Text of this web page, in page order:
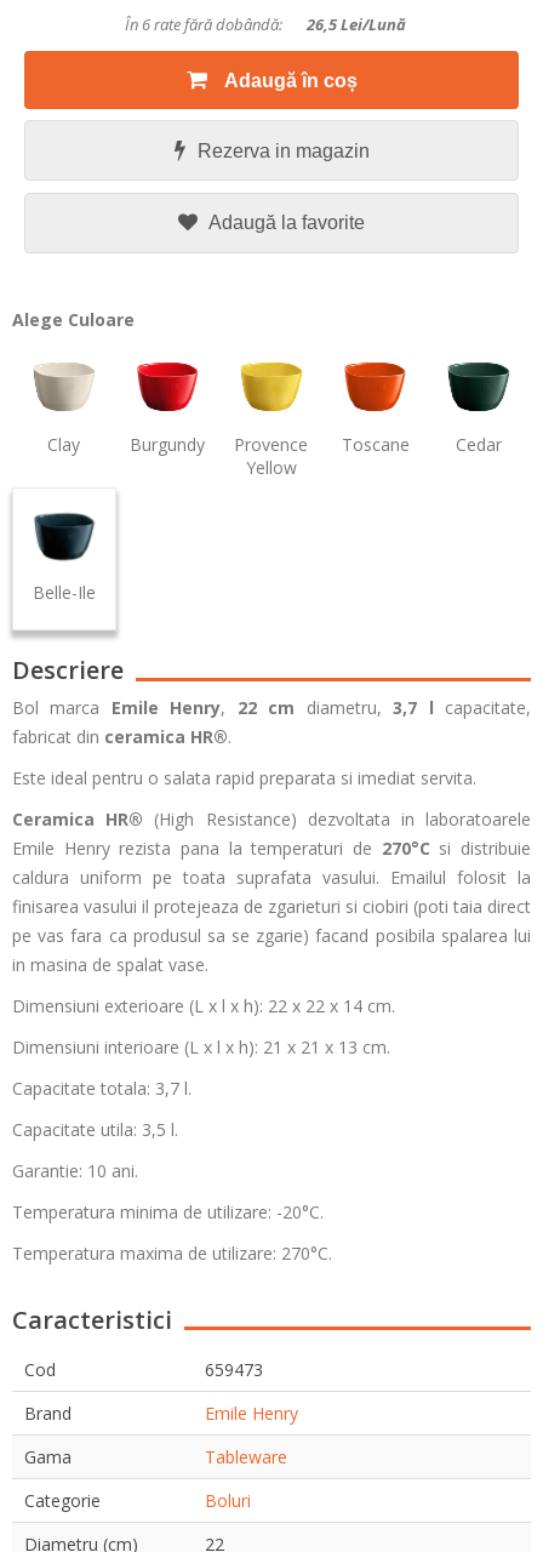
În 6 rate fără dobândă: 26,5Lei/lună
Adaugă în coș
Rezerva in magazin
Adaugă la favorite
Alege Culoare
Clay Burgundy
Provence
Yellow
Toscane Cedar
Belle-Ile
Descriere
Bol marca Emile Henry, 22 cm diametru,3,7 l capacitate,
fabricat din ceramica HR®.
Este ideal pentru o salata rapid preparata si imediat servita.
Ceramica HR® (High Resistance) dezvoltata in laboratoarele
Emile Henry rezista pana la temperaturi de 270°C si distribuie
caldura uniform pe toata suprafata vasului. Emailul folosit la
finisarea vasului il protejeaza de zgarieturi si ciobiri (poti taia direct
pe vas fara ca produsul sa se zgarie) facand posibila spalarea lui
in masina de spalat vase.
Dimensiuni exterioare (L x l x h): 22 x 22 x 14 cm.
Dimensiuni interioare (L x l x h): 21 x 21 x 13 cm.
Capacitate totala: 3,7 l.
Capacitate utila: 3,5 l.
Garantie: 10 ani.
Temperatura minima de utilizare: -20°C.
Temperatura maxima de utilizare: 270°C.
Caracteristici
Cod
659473
Brand
Emile Henry
Gama
Tableware
Categorie
Boluri
Diametru (cm)
22